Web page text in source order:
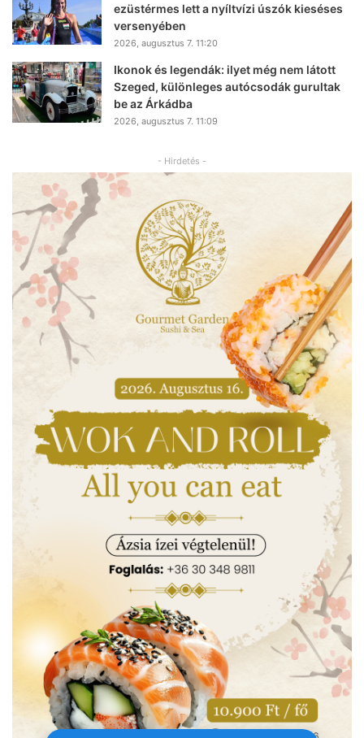
ezüstérmes lett a nyíltvízi úszók kieséses
versenyében
2026, augusztus 7. 11:20
Ikonok és legendák: ilyet még nem látott
Szeged, különleges autócsodák gurultak
be az Árkádba
2026, augusztus 7. 11:09
- Hirdetés -